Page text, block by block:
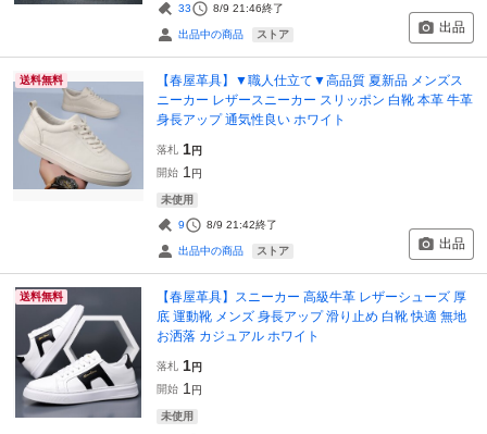
33 8/9 21:46終了
出品中の商品 ストア 出品
送料無料
【春屋革具】▼職人仕立て▼高品質 夏新品 メンズス
ニーカー レザースニーカー スリッポン 白靴 本革 牛革
身長アップ 通気性良い ホワイト
落札 1円
開始 1 円
未使用
9 8/9 21:42終了
出品中の商品 ストア 出品
送料無料
【春屋革具】スニーカー 高級牛革 レザーシューズ 厚
底 運動靴 メンズ 身長アップ 滑り止め 白靴 快適 無地
お洒落 カジュアル ホワイト
落札 1円
開始 1 円
未使用